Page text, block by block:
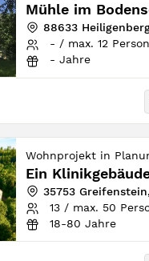
88633 Heiligenberg, Baden-
- / max. 12
- Jahre
Wohnprojekt in
35753 Greifenstein,
13 / max. 50
18-80 Jahre